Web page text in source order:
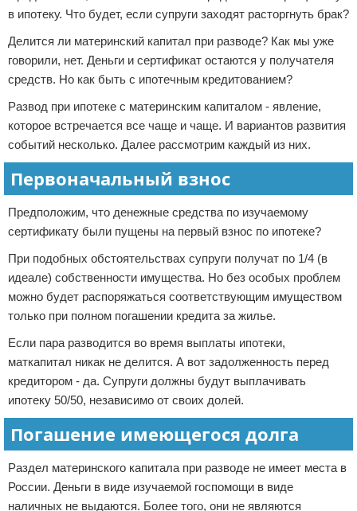
в ипотеку. Что будет, если супруги заходят расторгнуть брак?
Делится ли материнский капитал при разводе? Как мы уже
говорили, нет. Деньги и сертификат остаются у получателя
средств. Но как быть с ипотечным кредитованием?
Развод при ипотеке с материнским капиталом - явление,
которое встречается все чаще и чаще. И вариантов развития
событий несколько. Далее рассмотрим каждый из них.
Первоначальный взнос
Предположим, что денежные средства по изучаемому
сертификату были пущены на первый взнос по ипотеке?
При подобных обстоятельствах супруги получат по 1/4 (в
идеале) собственности имущества. Но без особых проблем
можно будет распоряжаться соответствующим имуществом
только при полном погашении кредита за жилье.
Если пара разводится во время выплаты ипотеки,
маткапитал никак не делится. А вот задолженность перед
кредитором - да. Супруги должны будут выплачивать
ипотеку 50/50, независимо от своих долей.
Погашение имеющегося долга
Раздел материнского капитала при разводе не имеет места в
России. Деньги в виде изучаемой госпомощи в виде
наличных не выдаются. Более того, они не являются